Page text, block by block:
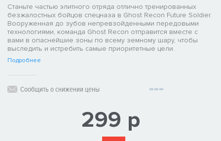
Станьте частью элитного отряда отлично тренированных
безжалостных бойцов спецназа в Ghost Recon Future Soldier.
Вооруженная до зубов непревзойденными передовыми
технологиями, команда Ghost Recon отправится вместе с
вами в опаснейшие зоны по всему земному шару, чтобы
выследить и истребить самые приоритетные цели.
Подробнее
Сообщить о снижении цены
299 р